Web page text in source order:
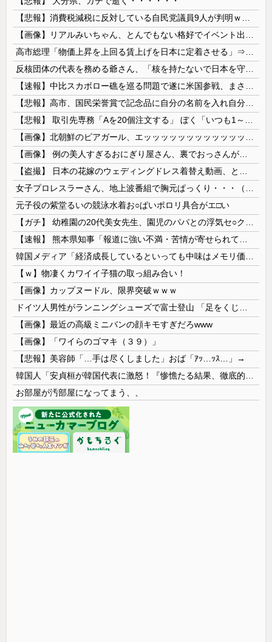
元子役の紫堂るいの競泳水着お○ぱいポロリ具合がエ□い
【ｗ】物凄くカワイイ子猫の取っ組み合い！
【画像】カップヌードル、限界突破ｗｗｗ
【画像】最近の高級ミニバンの顔キモすぎだろwww
【画像】「ワイらのゴマキ（３９）」
【悲報】美容師「…手は尽くしました」おば「ｱｯ…ｯｽ…」→
お部屋が汚部屋になってまう、、